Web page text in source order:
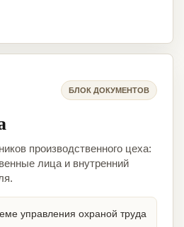
БЛОК ДОКУМЕНТОВ
производственного цеха:
лица и внутренний
управления охраной труда